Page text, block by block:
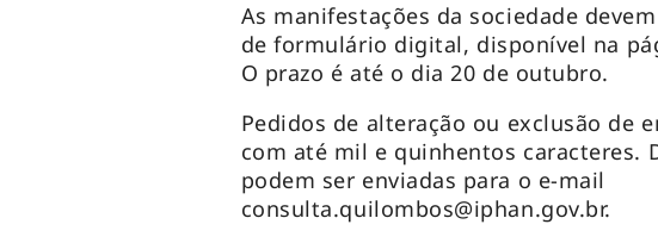
As manifestações da sociedade
de formulário digital, disponível na
O prazo é até o dia 20 de outubro.
Pedidos de alteração ou exclusão de
com até mil e quinhentos caracteres.
podem ser enviadas para o e-mail
consulta.quilombos@iphan.gov.br.